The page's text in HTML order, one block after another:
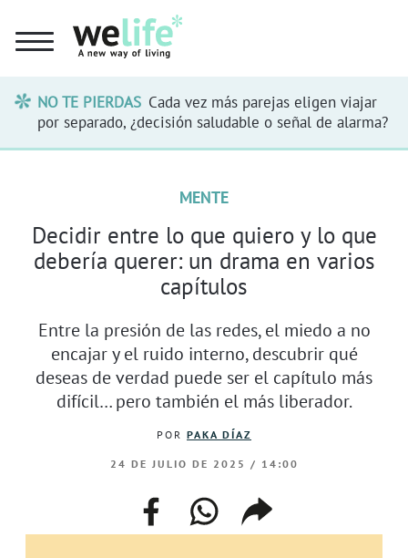
NO TE PIERDAS Cada vez más parejas eligen viajar
por separado, ¿decisión saludable o señal de alarma?
MENTE
Decidir entre lo que quiero y lo que
debería querer: un drama en varios
capítulos
Entre la presión de las redes, el miedo a no
encajar y el ruido interno, descubrir qué
deseas de verdad puede ser el capítulo más
difícil… pero también el más liberador.
POR PAKA DÍAZ
24 DE JULIO DE 2025 / 14:00
facebookwhatsappcompartir
enlace